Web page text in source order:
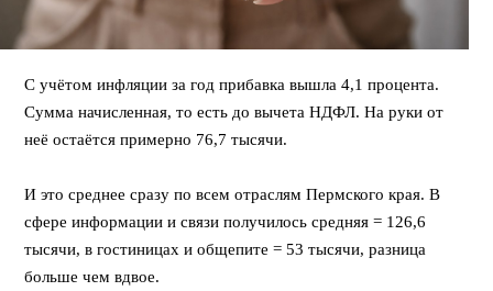
С учётом инфляции за год прибавка вышла 4,1 процента.
Сумма начисленная, то есть до вычета НДФЛ. На руки от
неё остаётся примерно 76,7 тысячи.
И это среднее сразу по всем отраслям Пермского края. В
сфере информации и связи получилось средняя = 126,6
тысячи, в гостиницах и общепите = 53 тысячи, разница
больше чем вдвое.